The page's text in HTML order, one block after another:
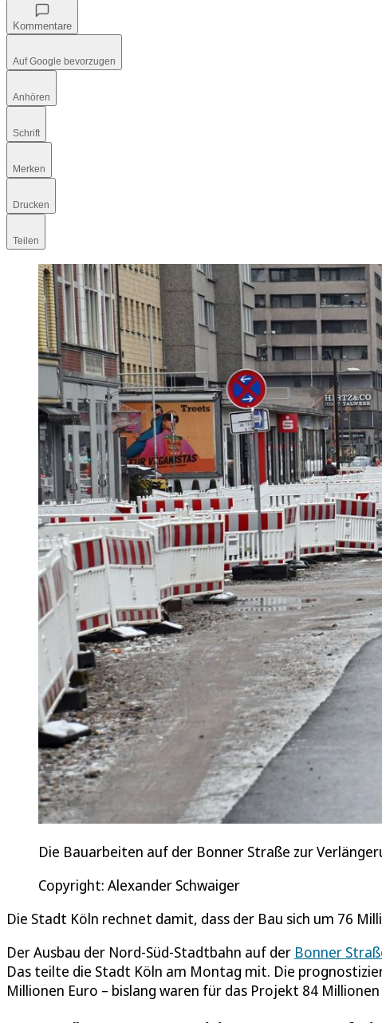
Kommentare
Auf Google bevorzugen
Anhören
Schrift
Merken
Drucken
Teilen
Die Bauarbeiten auf der Bonner Straße zur
Copyright: Alexander Schwaiger
Die Stadt Köln rechnet damit, dass der Bau sich um 76
Der Ausbau der Nord-Süd-Stadtbahn auf der Bonner
Das teilte die Stadt Köln am Montag mit. Die
Millionen Euro – bislang waren für das Projekt 84